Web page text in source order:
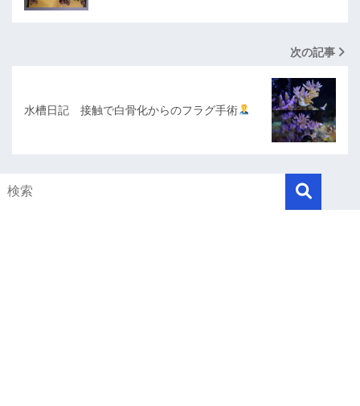
次の記事
水槽日記 接触で白骨化からのフラグ手術